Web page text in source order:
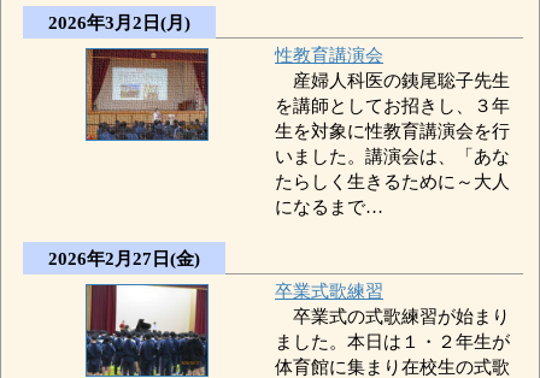
2026年3月2日(月)
性教育講演会
産婦人科医の銕尾聡子先生
を講師としてお招きし、３年
生を対象に性教育講演会を行
いました。講演会は、「あな
たらしく生きるために～大人
になるまで…
2026年2月27日(金)
卒業式歌練習
卒業式の式歌練習が始まり
ました。本日は１・２年生が
体育館に集まり在校生の式歌